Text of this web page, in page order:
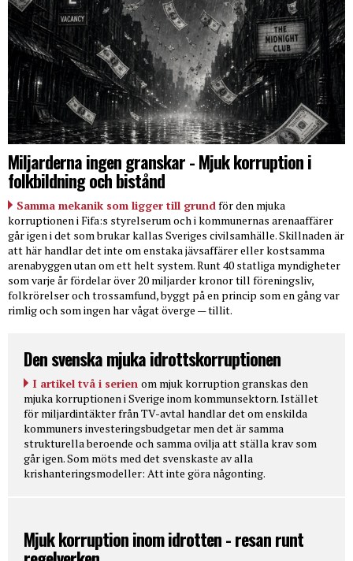
Miljarderna ingen granskar - Mjuk korruption i
folkbildning och bistånd
Samma mekanik som ligger till grundför den mjuka
korruptionen i Fifa:s styrelserum och i kommunernas arenaaffärer
går igen i det som brukar kallas Sveriges civilsamhälle. Skillnaden är
att här handlar det inte om enstaka jävsaffärer eller kostsamma
arenabyggen utan om ett helt system. Runt 40 statliga myndigheter
som varje år fördelar över 20 miljarder kronor till föreningsliv,
folkrörelser och trossamfund, byggt på en princip som en gång var
rimlig och som ingen har vågat överge — tillit.
Den svenska mjuka idrottskorruptionen
I artikel två i serien om mjuk korruption granskas den
mjuka korruptionen i Sverige inom kommunsektorn. Istället
för miljardintäkter från TV-avtal handlar det om enskilda
kommuners investeringsbudgetar men det är samma
strukturella beroende och samma ovilja att ställa krav som
går igen. Som möts med det svenskaste av alla
krishanteringsmodeller: Att inte göra någonting.
Mjuk korruption inom idrotten - resan runt